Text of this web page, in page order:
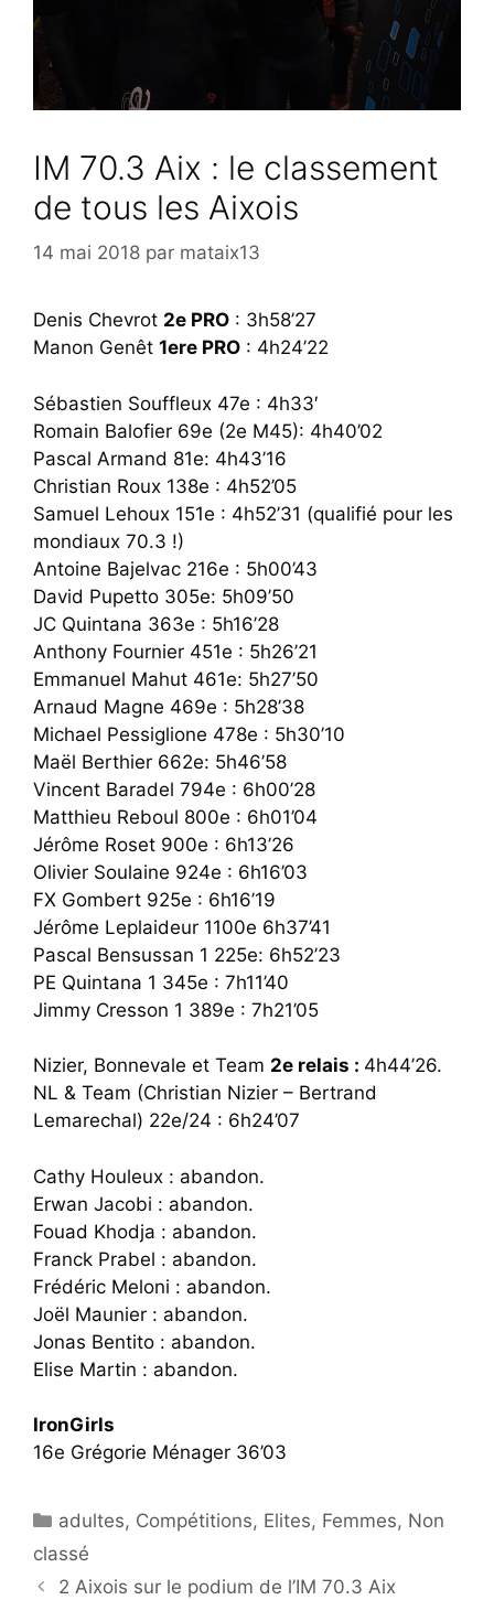
IM 70.3 Aix : le classement
de tous les Aixois
14 mai 2018 par mataix13
Denis Chevrot 2e PRO : 3h58’27
Manon Genêt 1ere PRO : 4h24’22
Sébastien Souffleux 47e : 4h33′
Romain Balofier 69e (2e M45): 4h40’02
Pascal Armand 81e: 4h43’16
Christian Roux 138e : 4h52’05
Samuel Lehoux 151e : 4h52’31 (qualifié pour les
mondiaux 70.3 !)
Antoine Bajelvac 216e : 5h00’43
David Pupetto 305e: 5h09’50
JC Quintana 363e : 5h16’28
Anthony Fournier 451e : 5h26’21
Emmanuel Mahut 461e: 5h27’50
Arnaud Magne 469e : 5h28’38
Michael Pessiglione 478e : 5h30’10
Maël Berthier 662e: 5h46’58
Vincent Baradel 794e : 6h00’28
Matthieu Reboul 800e : 6h01’04
Jérôme Roset 900e : 6h13’26
Olivier Soulaine 924e : 6h16’03
FX Gombert 925e : 6h16’19
Jérôme Leplaideur 1100e 6h37’41
Pascal Bensussan 1 225e: 6h52’23
PE Quintana 1 345e : 7h11’40
Jimmy Cresson 1 389e : 7h21’05
Nizier, Bonnevale et Team 2e relais : 4h44’26.
NL & Team (Christian Nizier – Bertrand
Lemarechal) 22e/24 : 6h24’07
Cathy Houleux : abandon.
Erwan Jacobi : abandon.
Fouad Khodja : abandon.
Franck Prabel : abandon.
Frédéric Meloni : abandon.
Joël Maunier : abandon.
Jonas Bentito : abandon.
Elise Martin : abandon.
IronGirls
16e Grégorie Ménager 36’03
Catégories
adultes, Compétitions, Elites, Femmes, Non
classé
2 Aixois sur le podium de l’IM 70.3 Aix